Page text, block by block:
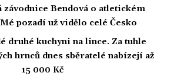
závodnice Bendová o atletickém
pozadí už vidělo celé Česko
druhé kuchyni na lince. Za tuhle
hrnců dnes sběratelé nabízejí až
15 000 Kč